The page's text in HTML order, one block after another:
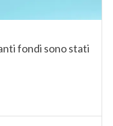
fondi sono stati